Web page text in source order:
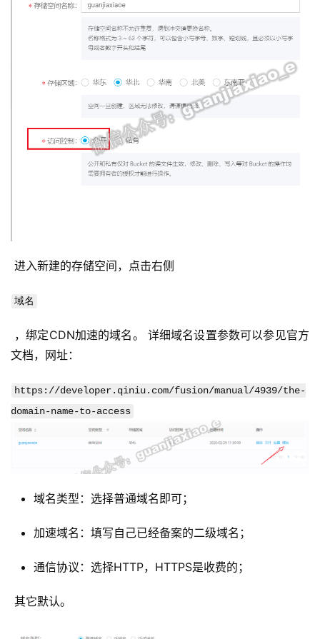
进入新建的存储空间，点击右侧
域名
文档，网址：
https://developer.qiniu.com/fusion/manual/4939/the-
domain-name-to-access
域名类型：选择普通域名即可；
加速域名：填写自己已经备案的二级域名；
通信协议：选择HTTP，HTTPS是收费的；
其它默认。